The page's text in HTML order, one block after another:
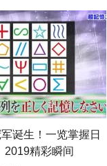
诞生！一览掌握日
2019精彩瞬间